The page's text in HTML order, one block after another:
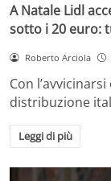
A Natale Lidl
sotto i 20 euro:
Roberto Arciola
Con
distribuzione
Leggi di più